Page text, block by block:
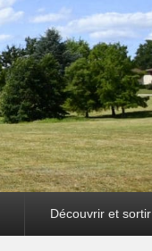
Découvrir et sortir